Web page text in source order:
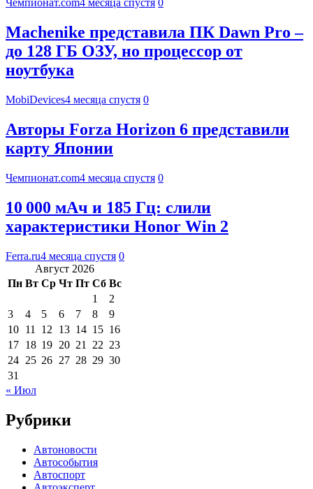
Чемпионат.com4 месяца спустя 0
Machenike представила ПК Dawn Pro –
до 128 ГБ ОЗУ, но процессор от
ноутбука
MobiDevices4 месяца спустя 0
Авторы Forza Horizon 6 представили
карту Японии
Чемпионат.com4 месяца спустя 0
10 000 мАч и 185 Гц: слили
характеристики Honor Win 2
Ferra.ru4 месяца спустя 0
Август 2026
Пн Вт Ср Чт Пт Сб Вс
1
2
3
4 5 6 7 8
9
10 11 12 13 14 15 16
17 18 19 20 21 22 23
24 25 26 27 28 29 30
31
« Июл
Рубрики
Автоновости
Автособытия
Автоспорт